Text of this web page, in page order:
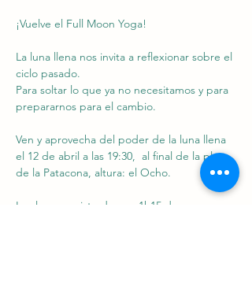
¡Vuelve el Full Moon Yoga!
La luna llena nos invita a reflexionar sobre el
ciclo pasado.
Para soltar lo que ya no necesitamos y para
prepararnos para el cambio.
Ven y aprovecha del poder de la luna llena
el 12 de abril a las 19:30,  al final de la playa
de la Patacona, altura: el Ocho.
La clase consiste de una 1h15 de power